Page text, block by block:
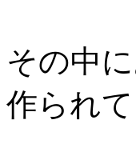
その中
作られて